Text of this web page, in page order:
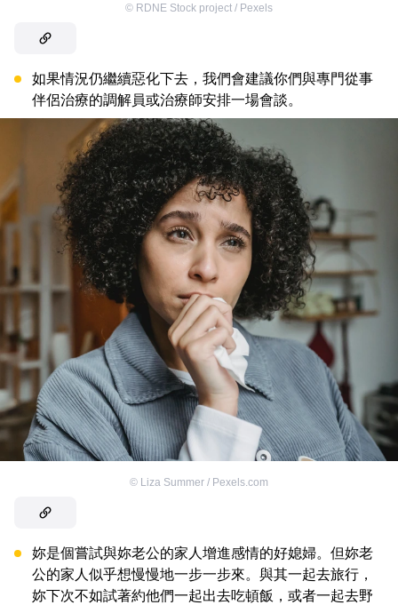
© RDNE Stock project / Pexels
如果情況仍繼續惡化下去，我們會建議你們與專門從事
伴侶治療的調解員或治療師安排一場會談。
© Liza Summer / Pexels.com
妳是個嘗試與妳老公的家人增進感情的好媳婦。但妳老
公的家人似乎想慢慢地一步一步來。與其一起去旅行，
妳下次不如試著約他們一起出去吃頓飯，或者一起去野